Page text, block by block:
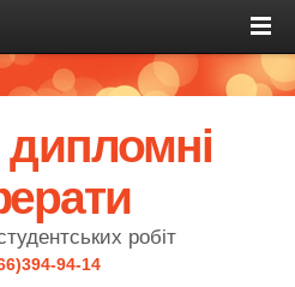
дипломні
робіт
94-14